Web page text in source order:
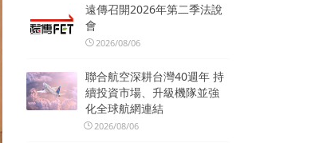
遠傳召開2026年第二季法說
會
2026/08/06
聯合航空深耕台灣40週年 持
續投資市場、升級機隊並強
化全球航網連結
2026/08/06